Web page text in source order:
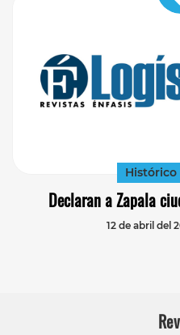
Histórico
Declaran a Zapala
12 de abril del